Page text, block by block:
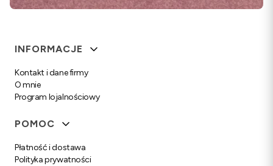
Linki w stopce
INFORMACJE
Kontakt i dane firmy
O mnie
Program lojalnościowy
POMOC
Płatność i dostawa
Polityka prywatności